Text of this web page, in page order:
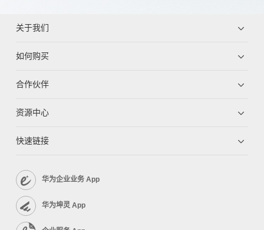
关于我们
如何购买
合作伙伴
资源中心
快速链接
华为企业业务 App
华为坤灵 App